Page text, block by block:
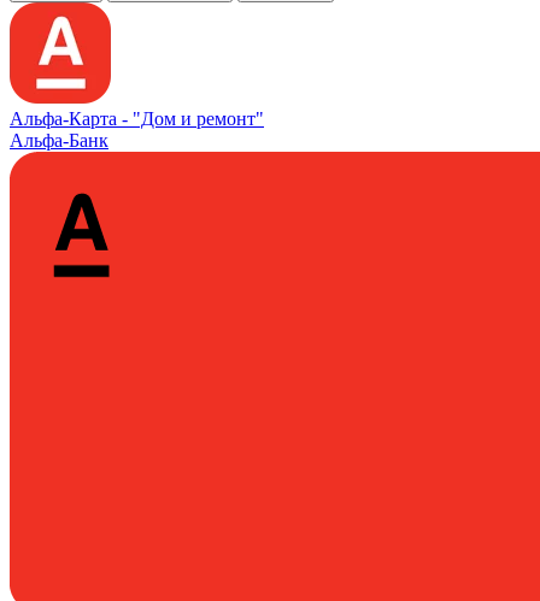
Альфа‑Карта - "Дом и ремонт"
Альфа-Банк